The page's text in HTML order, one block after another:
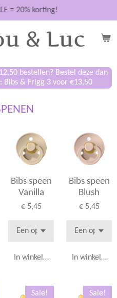
= 20% korting!
bestellen? Bestel deze dan
Bibs & Frigg 3 voor €13,50
Bibs speen
Vanilla
€ 5,45
In winkelwagen
Bibs speen
Blush
€ 5,45
In
Sale! Sale!